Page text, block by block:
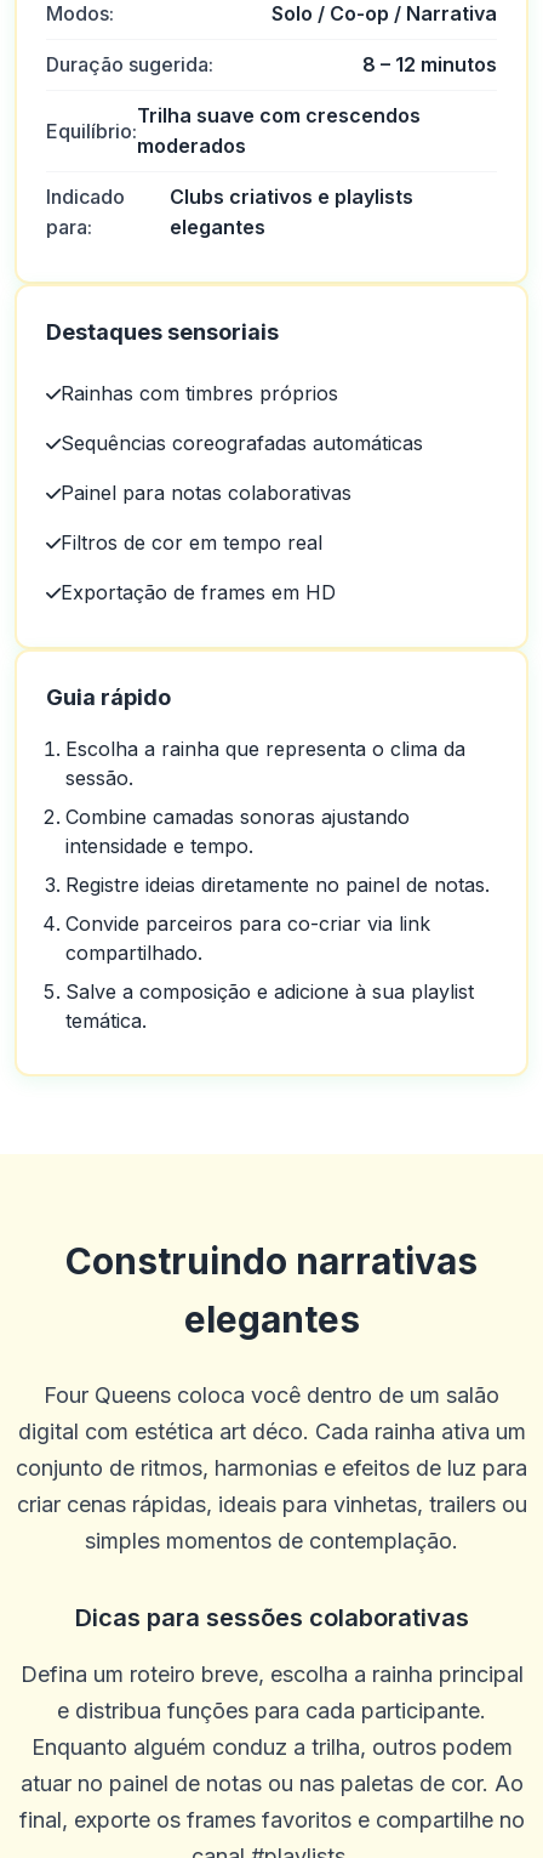
Modos: Solo / Co-op / Narrativa
Duração sugerida: 8 – 12 minutos
Equilíbrio:
Trilha suave com crescendos
moderados
Indicado
para:
Clubs criativos e playlists
elegantes
Destaques sensoriais
Rainhas com timbres próprios
Sequências coreografadas automáticas
Painel para notas colaborativas
Filtros de cor em tempo real
Exportação de frames em HD
Guia rápido
Escolha a rainha que representa o clima da
sessão.
Combine camadas sonoras ajustando
intensidade e tempo.
Registre ideias diretamente no painel de notas.
Convide parceiros para co-criar via link
compartilhado.
Salve a composição e adicione à sua playlist
temática.
Construindo narrativas
elegantes
Four Queens coloca você dentro de um salão
digital com estética art déco. Cada rainha ativa um
conjunto de ritmos, harmonias e efeitos de luz para
criar cenas rápidas, ideais para vinhetas, trailers ou
simples momentos de contemplação.
Dicas para sessões colaborativas
Defina um roteiro breve, escolha a rainha principal
e distribua funções para cada participante.
Enquanto alguém conduz a trilha, outros podem
atuar no painel de notas ou nas paletas de cor. Ao
final, exporte os frames favoritos e compartilhe no
Robert D.
2025-10-22 03:17:19
Estou feliz com este site, mas não estou feliz por ter perdido tanto
dinheiro! Parece que nunca consigo vencer
0 0
Jhun Mark